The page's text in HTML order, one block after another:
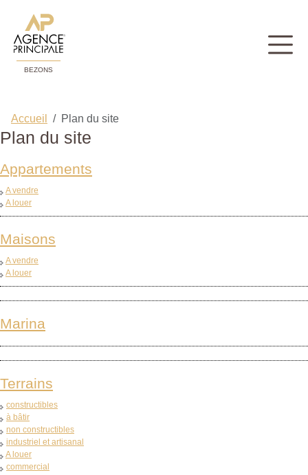
BEZONS
Accueil Plan du site
Plan du site
Appartements
A vendre
A louer
Maisons
A vendre
A louer
Marina
Terrains
constructibles
à bâtir
non constructibles
industriel et artisanal
A louer
commercial